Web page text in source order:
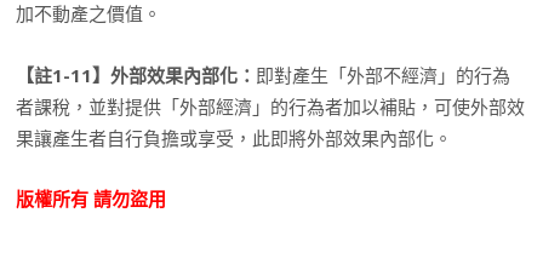
加不動產之價值。
【註1-11】外部效果內部化： 即對產生「外部不經濟」的行為
者課稅，並對提供「外部經濟」的行為者加以補貼，可使外部效
果讓產生者自行負擔或享受，此即將外部效果內部化。
版權所有 請勿盜用